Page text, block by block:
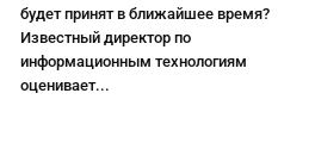
будет принят в ближайшее время?
Известный директор по
информационным технологиям
оценивает...